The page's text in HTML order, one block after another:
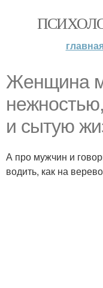
Женщина
и сытую
А про мужчин и
водить, как на